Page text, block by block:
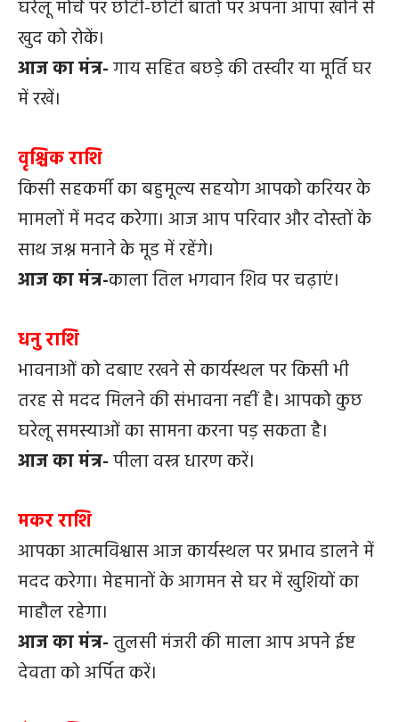
घरेलू मोर्चे पर छोटी-छोटी बातों पर अपना आपा खोने से
खुद को रोकें।
आज का मंत्र-गाय सहित बछड़े की तस्वीर या मूर्ति घर
में रखें।
वृश्चिक राशि
किसी सहकर्मी का बहुमूल्य सहयोग आपको करियर के
मामलों में मदद करेगा। आज आप परिवार और दोस्तों के
साथ जश्न मनाने के मूड में रहेंगे।
आज का मंत्र-काला तिल भगवान शिव पर चढ़ाएं।
धनु राशि
भावनाओं को दबाए रखने से कार्यस्थल पर किसी भी
तरह से मदद मिलने की संभावना नहीं है। आपको कुछ
घरेलू समस्याओं का सामना करना पड़ सकता है।
आज का मंत्र-पीला वस्त्र धारण करें।
मकर राशि
आपका आत्मविश्वास आज कार्यस्थल पर प्रभाव डालने में
मदद करेगा। मेहमानों के आगमन से घर में खुशियों का
माहौल रहेगा।
आज का मंत्र-तुलसी मंजरी की माला आप अपने ईष्ट
देवता को अर्पित करें।